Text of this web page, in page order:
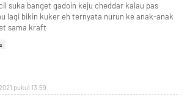
suka banget gadoin keju cheddar kalau pas
lagi bikin kuker eh ternyata nurun ke anak-anak
sama kraft
pukul 13.59